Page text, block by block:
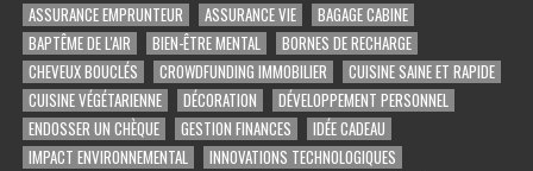
ASSURANCE EMPRUNTEUR
ASSURANCE VIE
BAGAGE CABINE
BAPTÊME DE L'AIR
BIEN-ÊTRE MENTAL
BORNES DE RECHARGE
CHEVEUX BOUCLÉS
CROWDFUNDING IMMOBILIER
CUISINE SAINE ET RAPIDE
CUISINE VÉGÉTARIENNE
DÉCORATION
DÉVELOPPEMENT PERSONNEL
ENDOSSER UN CHÈQUE
GESTION FINANCES
IDÉE CADEAU
IMPACT ENVIRONNEMENTAL
INNOVATIONS TECHNOLOGIQUES